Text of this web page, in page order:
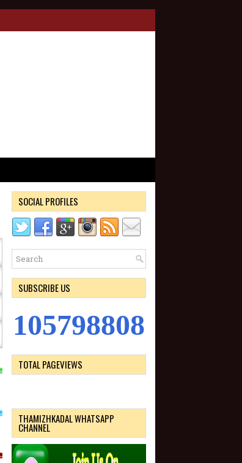
SOCIAL PROFILES
SUBSCRIBE US
105798808
TOTAL PAGEVIEWS
THAMIZHKADAL WHATSAPP
CHANNEL